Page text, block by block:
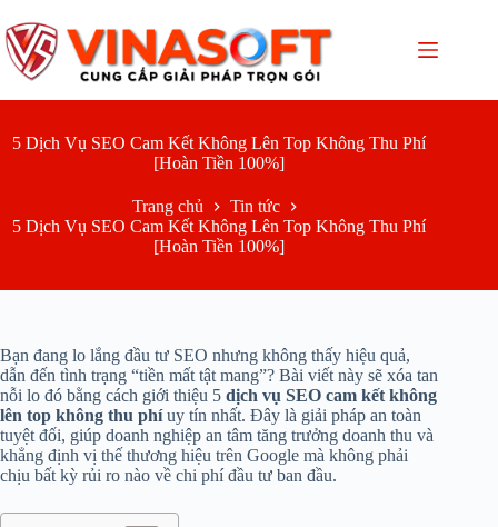
đến
phần
nội
5 Dịch Vụ SEO Cam Kết Không Lên Top Không Thu Phí
[Hoàn Tiền 100%]
Trang chủ
Tin tức
5 Dịch Vụ SEO Cam Kết Không Lên Top Không Thu Phí
[Hoàn Tiền 100%]
Bạn đang lo lắng đầu tư SEO nhưng không thấy hiệu quả,
dẫn đến tình trạng “tiền mất tật mang”? Bài viết này sẽ xóa tan
nỗi lo đó bằng cách giới thiệu 5 dịch vụ SEO cam kết không
lên top không thu phíuy tín nhất. Đây là giải pháp an toàn
tuyệt đối, giúp doanh nghiệp an tâm tăng trưởng doanh thu và
khẳng định vị thế thương hiệu trên Google mà không phải
chịu bất kỳ rủi ro nào về chi phí đầu tư ban đầu.